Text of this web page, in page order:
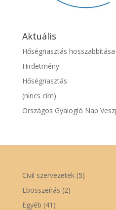
Aktuális
Hőségriasztás hosszabbítása
Hirdetmény
Hőségriasztás
(nincs cím)
Országos Gyalogló Nap
Civil szervezetek(5)
Ebösszeírás (2)
Egyéb (41)